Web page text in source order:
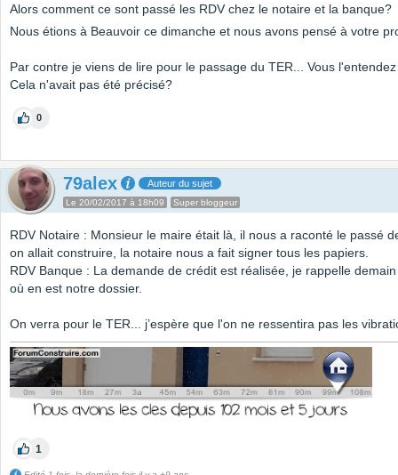
Alors comment ce sont passé les RDV chez le notaire et la banque?
Nous étions à Beauvoir ce dimanche et nous avons pensé à votre
Par contre je viens de lire pour le passage du TER... Vous
Cela n'avait pas été précisé?
0
79alex Auteur du sujet
Le 20/02/2017 à 18h09 Super bloggeur
RDV Notaire : Monsieur le maire était là, il nous a raconté le passé
on allait construire, la notaire nous a fait signer tous les papiers.
RDV Banque : La demande de crédit est réalisée, je rappelle
où en est notre dossier.
On verra pour le TER... j’espère que l'on ne ressentira pas les
1